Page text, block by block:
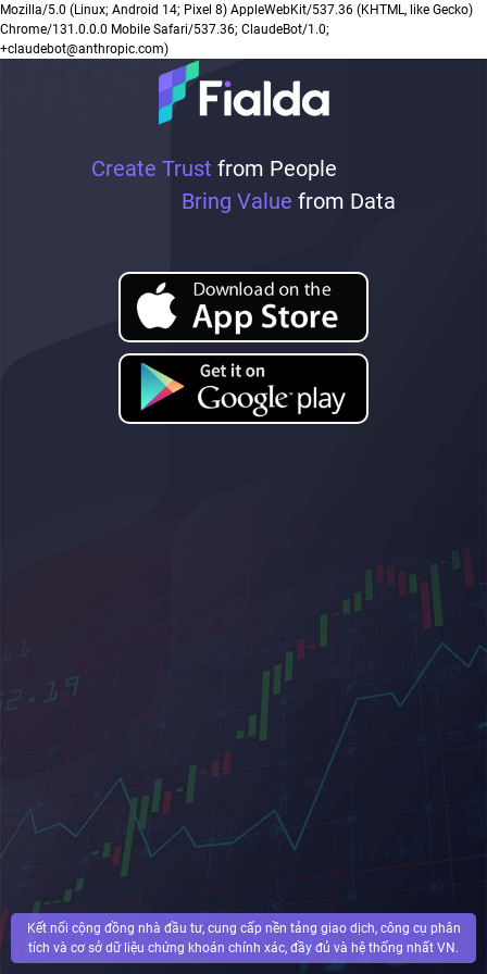
Create Trust from People
Bring Value from Data
Kết nối cộng đồng nhà đầu tư, cung cấp nền tảng giao dịch, công cụ phân
tích và cơ sở dữ liệu chứng khoán chính xác, đầy đủ và hệ thống nhất VN.
Mozilla/5.0 (Linux; Android 14; Pixel 8) AppleWebKit/537.36 (KHTML, like Gecko)
Chrome/131.0.0.0 Mobile Safari/537.36; ClaudeBot/1.0;
+claudebot@anthropic.com)